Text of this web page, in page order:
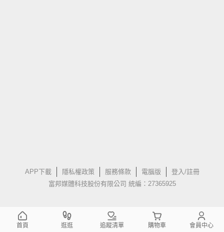
APP下載 隱私權政策 服務條款 電腦版
登入/註冊
富邦媒體科技股份有限公司 統編：27365925
首頁 逛逛 追蹤清單 購物車 會員中心